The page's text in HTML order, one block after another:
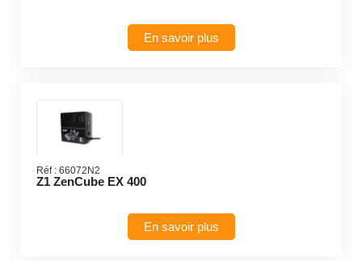
En savoir plus
Réf : 66072N2
Z1 ZenCube EX 400
En savoir plus